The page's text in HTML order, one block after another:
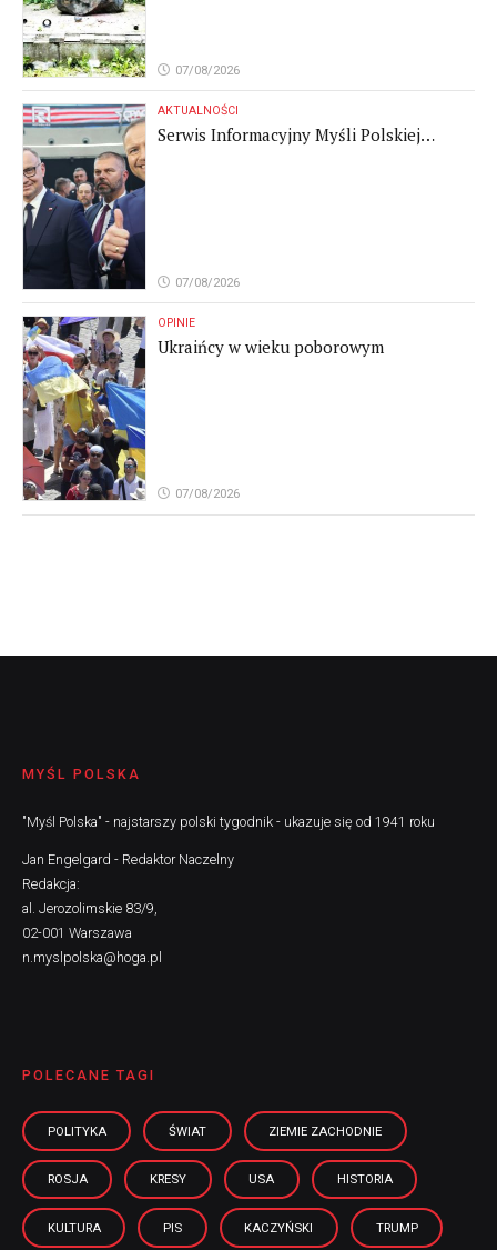
07/08/2026
AKTUALNOŚCI
Serwis Informacyjny Myśli Polskiej
07/08/2026
OPINIE
Ukraińcy w wieku poborowym
07/08/2026
MYŚL POLSKA
"Myśl Polska" - najstarszy polski tygodnik - ukazuje się od 1941 roku
Jan Engelgard - Redaktor Naczelny
Redakcja:
al. Jerozolimskie 83/9,
02-001 Warszawa
n.myslpolska@hoga.pl
POLECANE TAGI
POLITYKA ŚWIAT ZIEMIE ZACHODNIE
ROSJA KRESY USA HISTORIA
KULTURA PIS KACZYŃSKI TRUMP